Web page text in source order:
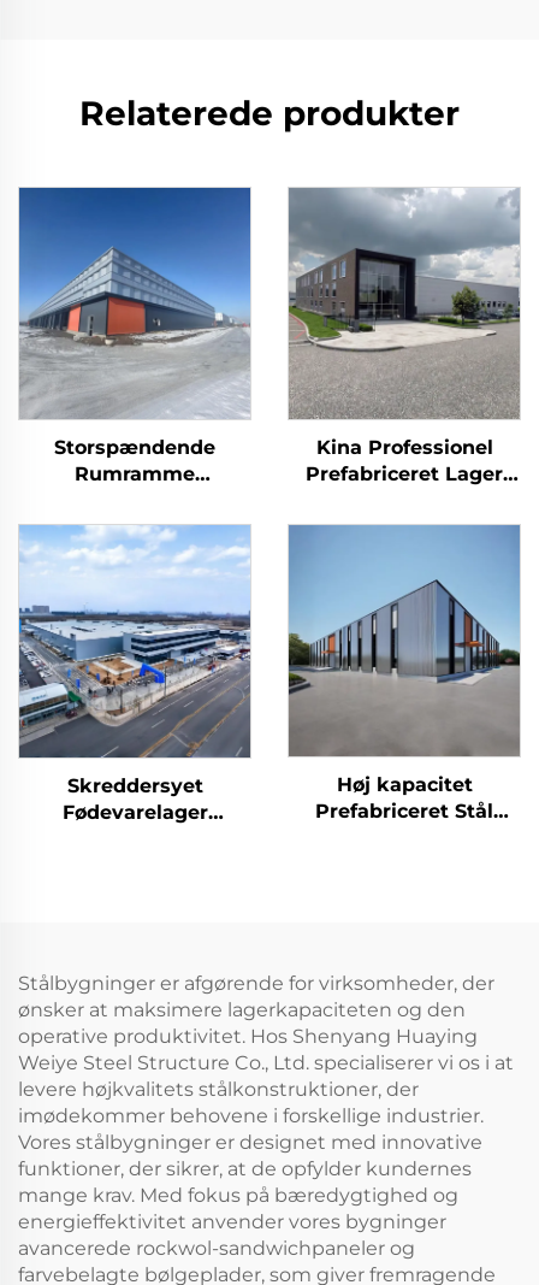
Relaterede produkter
Storspændende
Rumramme
Prefabrikeret
Stålskelet Tagbjælker
Lagerbygning I Metal
Kina Professionel
Prefabriceret Lager
Bygningsplaner
Skreddersyet
Fødevarelager
Prefabriceret
Staldbygning
Høj kapacitet
Prefabriceret Stål
Stålbygninger er afgørende for virksomheder, der
ønsker at maksimere lagerkapaciteten og den
operative produktivitet. Hos Shenyang Huaying
Weiye Steel Structure Co., Ltd. specialiserer vi os i at
levere højkvalitets stålkonstruktioner, der
imødekommer behovene i forskellige industrier.
Vores stålbygninger er designet med innovative
funktioner, der sikrer, at de opfylder kundernes
mange krav. Med fokus på bæredygtighed og
energieffektivitet anvender vores bygninger
avancerede rockwol-sandwichpaneler og
farvebelagte bølgeplader, som giver fremragende